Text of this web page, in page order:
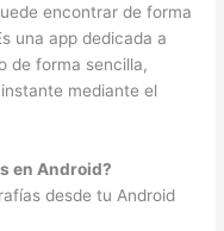
encontrar de forma
una app dedicada a
de forma sencilla,
mediante el
en Android?
desde tu Android